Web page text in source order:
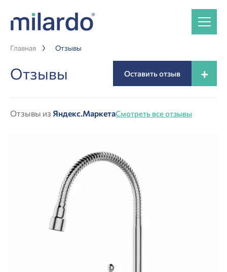
Главная Отзывы
Отзывы Оставить отзыв +
Отзывы из Яндекс.МаркетаСмотреть все отзывы